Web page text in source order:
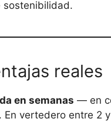
sostenibilidad.
reales
en semanas — en
En vertedero entre 2